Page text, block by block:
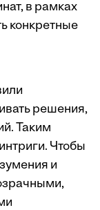
в рамках
конкретные
решения,
Таким
­Чтобы
и